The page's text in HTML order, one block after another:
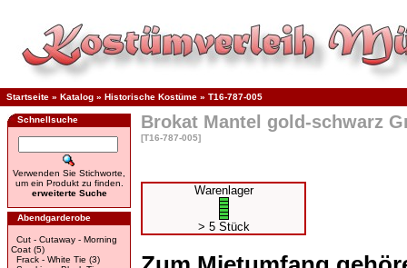
Startseite » Katalog » Historische Kostüme » T16-787-005
Schnellsuche
Verwenden Sie Stichworte,
um ein Produkt zu finden.
erweiterte Suche
Abendgarderobe
Cut - Cutaway - Morning
Coat (5)
Frack - White Tie (3)
Brokat Mantel gold-schwarz
[T16-787-005]
Warenlager
> 5 Stück